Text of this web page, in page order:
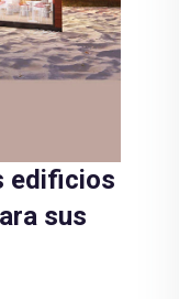
edificios
sus